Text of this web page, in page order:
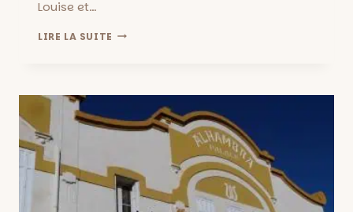
Louise et…
LIRE LA SUITE SYJUNTA
GOÛTER,
CONFECTIONNEZ
DU
STOCKHOLMSYNDROME